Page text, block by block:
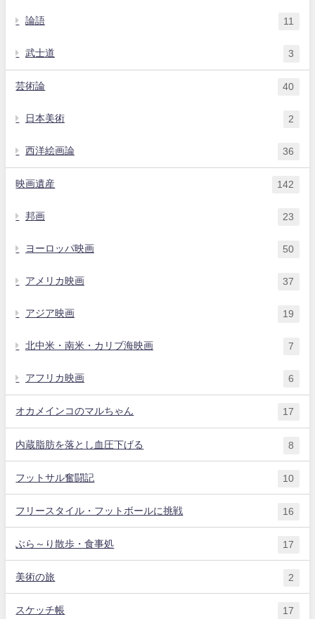
論語 11
武士道 3
芸術論 40
日本美術 2
西洋絵画論 36
映画遺産 142
邦画 23
ヨーロッパ映画 50
アメリカ映画 37
アジア映画 19
北中米・南米・カリブ海映画 7
アフリカ映画 6
オカメインコのマルちゃん 17
内蔵脂肪を落とし血圧下げる 8
フットサル奮闘記 10
フリースタイル・フットボールに挑戦 16
ぶら～り散歩・食事処 17
美術の旅 2
スケッチ帳 17